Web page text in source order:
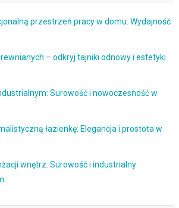
przestrzeń pracy w domu: Wydajność
– odkryj tajniki odnowy i estetyki
Surowość i nowoczesność w
łazienkę: Elegancja i prostota w
wnętrz: Surowość i industrialny